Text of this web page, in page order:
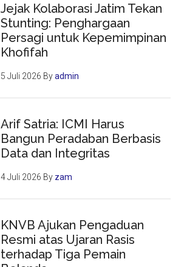
Jejak Kolaborasi Jatim Tekan
Stunting: Penghargaan
Persagi untuk Kepemimpinan
Khofifah
5 Juli 2026 Byadmin
Arif Satria: ICMI Harus
Bangun Peradaban Berbasis
Data dan Integritas
4 Juli 2026 By zam
KNVB Ajukan Pengaduan
Resmi atas Ujaran Rasis
terhadap Tiga Pemain